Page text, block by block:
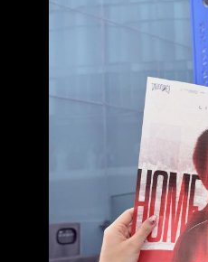
https://
然後之前的戰神0號
https://i.imgur.com/